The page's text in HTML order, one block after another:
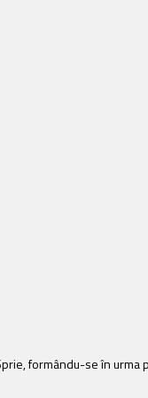
formându-se în urma